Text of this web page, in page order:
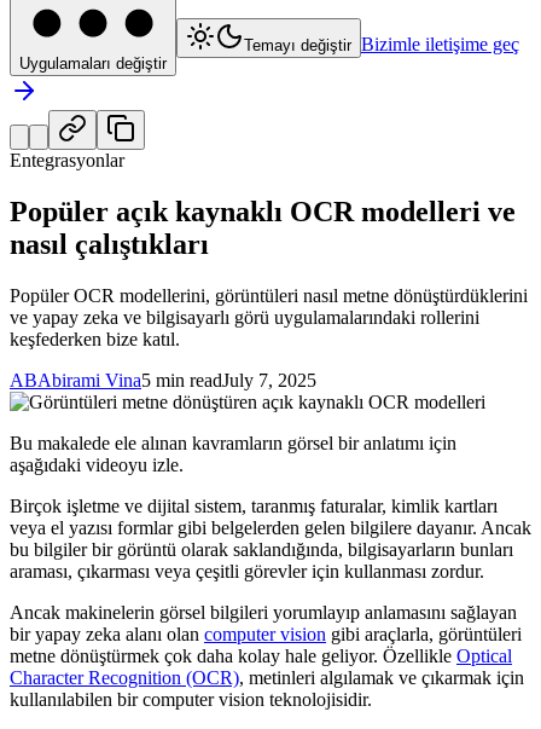
Uygulamaları değiştir
Temayı değiştir Bizimle iletişime geç
Entegrasyonlar
Popüler açık kaynaklı OCR modelleri ve
nasıl çalıştıkları
Popüler OCR modellerini, görüntüleri nasıl metne dönüştürdüklerini
ve yapay zeka ve bilgisayarlı görü uygulamalarındaki rollerini
keşfederken bize katıl.
ABAbirami Vina5 min readJuly 7, 2025
Bu makalede ele alınan kavramların görsel bir anlatımı için
aşağıdaki videoyu izle.
Birçok işletme ve dijital sistem, taranmış faturalar, kimlik kartları
veya el yazısı formlar gibi belgelerden gelen bilgilere dayanır. Ancak
bu bilgiler bir görüntü olarak saklandığında, bilgisayarların bunları
araması, çıkarması veya çeşitli görevler için kullanması zordur.
Ancak makinelerin görsel bilgileri yorumlayıp anlamasını sağlayan
bir yapay zeka alanı olan computer vision gibi araçlarla, görüntüleri
metne dönüştürmek çok daha kolay hale geliyor. Özellikle Optical
Character Recognition (OCR), metinleri algılamak ve çıkarmak için
kullanılabilen bir computer vision teknolojisidir.